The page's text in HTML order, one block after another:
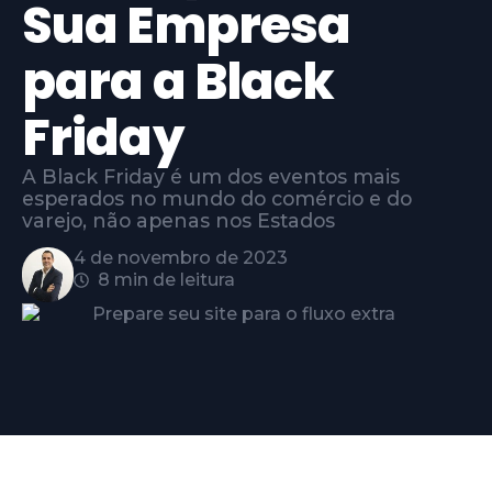
Sua Empresa
para a Black
Friday
A Black Friday é um dos eventos mais
esperados no mundo do comércio e do
varejo, não apenas nos Estados
4 de novembro de 2023
8 min de leitura